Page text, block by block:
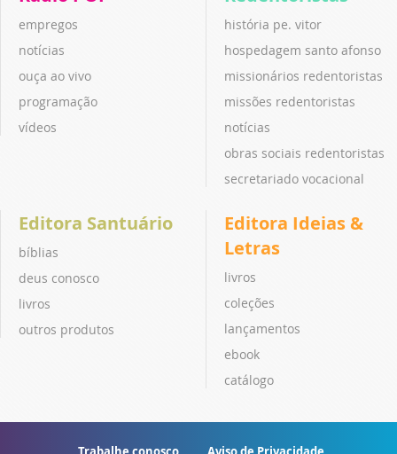
empregos
notícias
ouça ao vivo
programação
vídeos
história pe. vitor
hospedagem santo afonso
missionários redentoristas
missões redentoristas
notícias
obras sociais redentoristas
secretariado vocacional
Editora Santuário
bíblias
deus conosco
livros
outros produtos
Editora Ideias &
Letras
livros
coleções
lançamentos
ebook
catálogo